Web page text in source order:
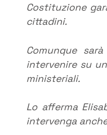
Costituzione
cittadini.
Comunque
intervenire su
ministeriali.
Lo afferma
intervenga